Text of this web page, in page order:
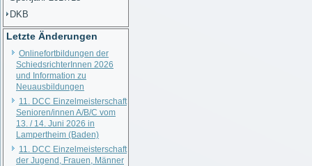
DKB
Letzte Änderungen
Onlinefortbildungen der
SchiedsrichterInnen 2026
und Information zu
Neuausbildungen
11. DCC Einzelmeisterschaft
Senioren/innen A/B/C vom
13. / 14. Juni 2026 in
Lampertheim (Baden)
11. DCC Einzelmeisterschaft
der Jugend, Frauen, Männer